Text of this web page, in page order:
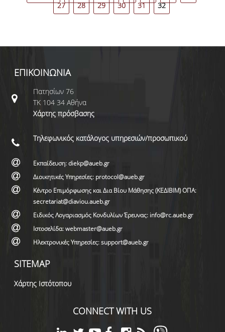
27
28 29 30 31 32
ΕΠΙΚΟΙΝΩΝΙΑ
Πατησίων 76
ΤΚ 104 34 Αθήνα
Χάρτης πρόσβασης
Τηλεφωνικός κατάλογος υπηρεσιών/προσωπικού
Εκπαίδευση: diekp@aueb.gr
Διοικητικές Υπηρεσίες: protocol@aueb.gr
Κέντρο Επιμόρφωσης και Δια Βίου Μάθησης (ΚΕΔΙΒΙΜ) ΟΠΑ:
secretariat@diaviou.aueb.gr
Ειδικός Λογαριασμός Κονδυλίων Έρευνας: info@rc.aueb.gr
Ιστοσελίδα: webmaster@aueb.gr
Ηλεκτρονικές Υπηρεσίες: support@aueb.gr
SITEMAP
Χάρτης Ιστότοπου
CONNECT WITH US